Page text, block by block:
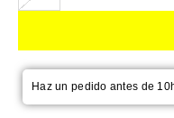
Haz un pedido antes de